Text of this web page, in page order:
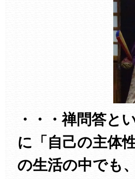
・・・禅問答と
に「自己の主体
の生活の中でも